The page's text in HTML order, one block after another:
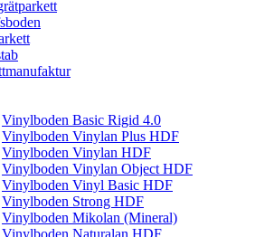
Vinylboden Basic Rigid 4.0
Vinylboden Vinylan Plus HDF
Vinylboden Vinylan HDF
Vinylboden Vinylan Object HDF
Vinylboden Vinyl Basic HDF
Vinylboden Strong HDF
Vinylboden Mikolan (Mineral)
Vinylboden Naturalan HDF